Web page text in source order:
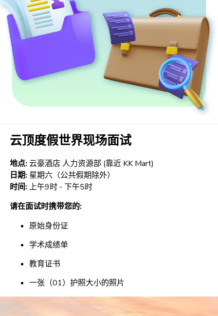
云顶度假世界现场面试
地点: 云豪酒店 人力资源部 (靠近 KK Mart)
日期: 星期六（公共假期除外）
时间: 上午9时 - 下午5时
请在面试时携带您的:
原始身份证
学术成绩单
教育证书
一张（01）护照大小的照片